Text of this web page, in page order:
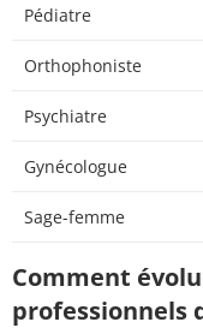
Pédiatre
Orthophoniste
Psychiatre
Gynécologue
Sage-femme
Comment
professionnels